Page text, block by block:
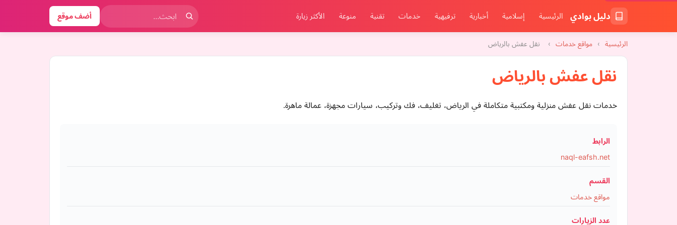
دليل بوادي الرئيسية إسلامية أخبارية ترفيهية خدمات تقنية منوعة الأكثر زيارة أضف موقع
الرئيسية › مواقع خدمات › نقل عفش بالرياض
نقل عفش بالرياض
خدمات نقل عفش منزلية ومكتبية متكاملة في الرياض، تغليف، فك وتركيب، سيارات مجهزة، عمالة ماهرة.
الرابط
naql-eafsh.net
القسم
مواقع خدمات
عدد الزيارات